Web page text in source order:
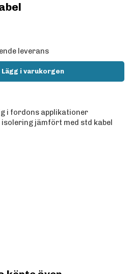
leverans
Lägg i varukorgen
i fordons applikationer
jämfört med std kabel